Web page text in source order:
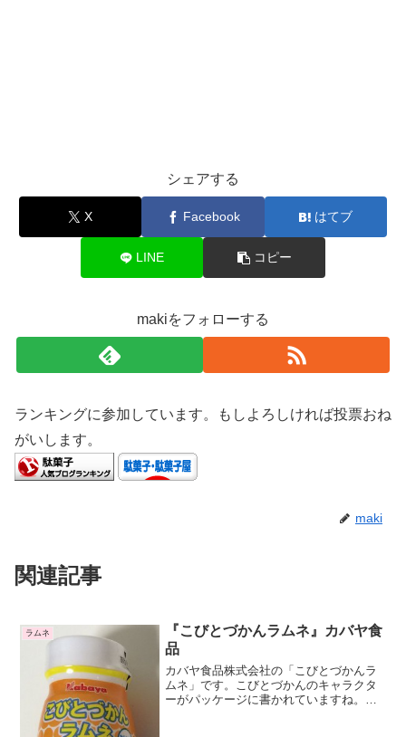
シェアする
X Facebook はてブ
LINE コピー
makiをフォローする
ランキングに参加しています。もしよろしければ投票おね
がいします。
maki
関連記事
ラムネ
『こびとづかんラムネ』カバヤ食
品
カバヤ食品株式会社の「こびとづかんラ
ムネ」です。こびとづかんのキャラクタ
ーがパッケージに書かれていますね。パ